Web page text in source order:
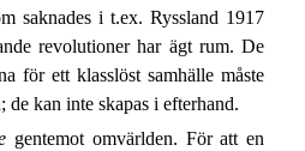
saknades i t.ex. Ryssland 1917
revolutioner har ägt rum. De
för ett klasslöst samhälle måste
kan inte skapas i efterhand.
gentemot omvärlden. För att en